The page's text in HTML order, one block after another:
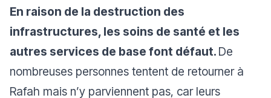
En raison de la destruction des
infrastructures, les soins de santé et les
autres services de base font défaut. De
nombreuses personnes tentent de retourner à
Rafah mais n’y parviennent pas, car leurs